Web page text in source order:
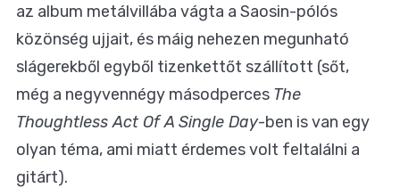
az album metálvillába vágta a Saosin-pólós
közönség ujjait, és máig nehezen megunható
slágerekből egyből tizenkettőt szállított (sőt,
még a negyvennégy másodperces The
Thoughtless Act Of A Single Day-ben is van egy
olyan téma, ami miatt érdemes volt feltalálni a
gitárt).